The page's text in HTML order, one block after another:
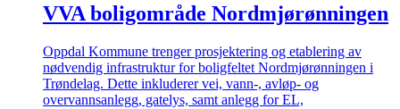
VVA boligområde Nordmjørønningen
Oppdal Kommune trenger prosjektering og etablering av
nødvendig infrastruktur for boligfeltet Nordmjørønningen i
Trøndelag. Dette inkluderer vei, vann-, avløp- og
overvannsanlegg, gatelys, samt anlegg for EL,